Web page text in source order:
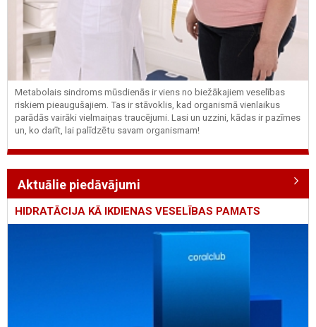
Metabolais sindroms mūsdienās ir viens no biežākajiem veselības
riskiem pieaugušajiem. Tas ir stāvoklis, kad organismā vienlaikus
parādās vairāki vielmaiņas traucējumi. Lasi un uzzini, kādas ir pazīmes
un, ko darīt, lai palīdzētu savam organismam!
Aktuālie piedāvājumi
HIDRATĀCIJA KĀ IKDIENAS VESELĪBAS PAMATS